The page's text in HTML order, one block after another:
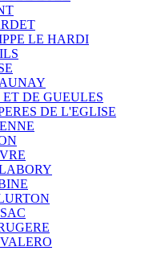
LE HARDI
DE GUEULES
DE L'EGLISE